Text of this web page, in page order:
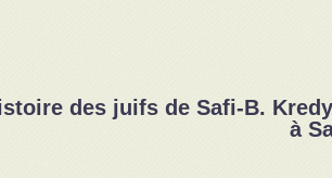
des juifs de Safi-B.
à